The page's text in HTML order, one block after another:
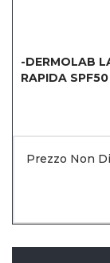
-DERMOLAB
RAPIDA
Prezzo Non